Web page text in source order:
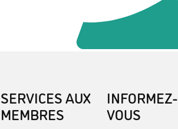
SERVICES AUX
MEMBRES
INFORMEZ-
VOUS